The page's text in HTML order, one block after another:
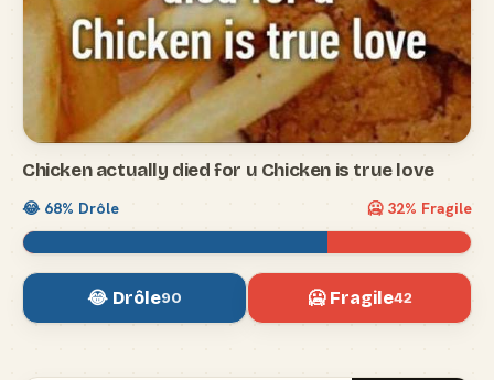
Chicken actually died for u Chicken is true love
😂 68% Drôle 🥶 32% Fragile
😂 Drôle90 🥶 Fragile42